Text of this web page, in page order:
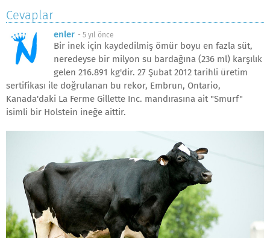
Cevaplar
enler - 5 yıl önce
Bir inek için kaydedilmiş ömür boyu en fazla süt,
neredeyse bir milyon su bardağına (236 ml) karşılık
gelen 216.891 kg'dir. 27 Şubat 2012 tarihli üretim
sertifikası ile doğrulanan bu rekor, Embrun, Ontario,
Kanada'daki La Ferme Gillette Inc. mandırasına ait "Smurf"
isimli bir Holstein ineğe aittir.